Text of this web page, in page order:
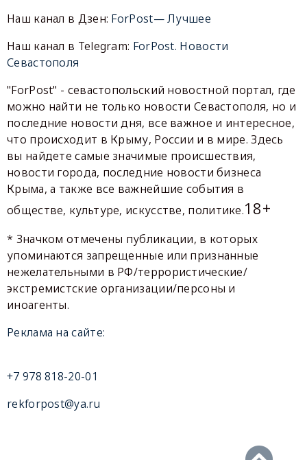
Наш канал в Дзен: ForPost— Лучшее
Наш канал в Telegram: ForPost. Новости
Севастополя
"ForPost" - севастопольский новостной портал, где
можно найти не только новости Севастополя, но и
последние новости дня, все важное и интересное,
что происходит в Крыму, России и в мире. Здесь
вы найдете самые значимые происшествия,
новости города, последние новости бизнеса
Крыма, а также все важнейшие события в
обществе, культуре, искусстве, политике.18+
* Значком отмечены публикации, в которых
упоминаются запрещенные или признанные
нежелательными в РФ/террористические/
экстремистские организации/персоны и
иноагенты.
Реклама на сайте:
+7 978 818-20-01
rekforpost@ya.ru